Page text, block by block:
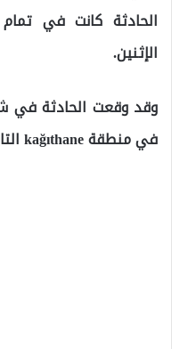
الحادثة كانت في
الإثنين.
في منطقة kağıthane التابعة لولاية اسطنبول.